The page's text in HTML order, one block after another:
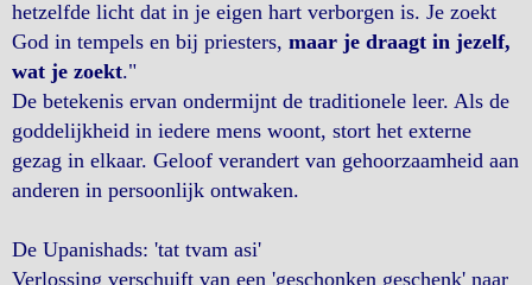
hetzelfde licht dat in je eigen hart verborgen is. Je zoekt
God in tempels en bij priesters, maar je draagt ​​in jezelf,
wat je zoekt."
De betekenis ervan ondermijnt de traditionele leer. Als de
goddelijkheid in iedere mens woont, stort het externe
gezag in elkaar. Geloof verandert van gehoorzaamheid aan
anderen in persoonlijk ontwaken.
De Upanishads: 'tat tvam asi'
Verlossing verschuift van een 'geschonken geschenk' naar